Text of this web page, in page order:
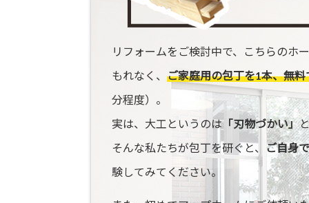
リフォームをご検討中で、こちらのホ
もれなく、 ご家庭用の包丁を1本、無
分程度）。
実は、大工というのは「刃物づかい」
そんな私たちが包丁を研ぐと、
ご自身
験してみてください。